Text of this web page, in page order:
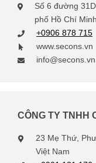
Số 6 đường
phố Hồ Chí
+0906 878 715
www.secons.vn
info@secons.vn
CÔNG TY TNHH
23 Mẹ Thứ,
Việt Nam